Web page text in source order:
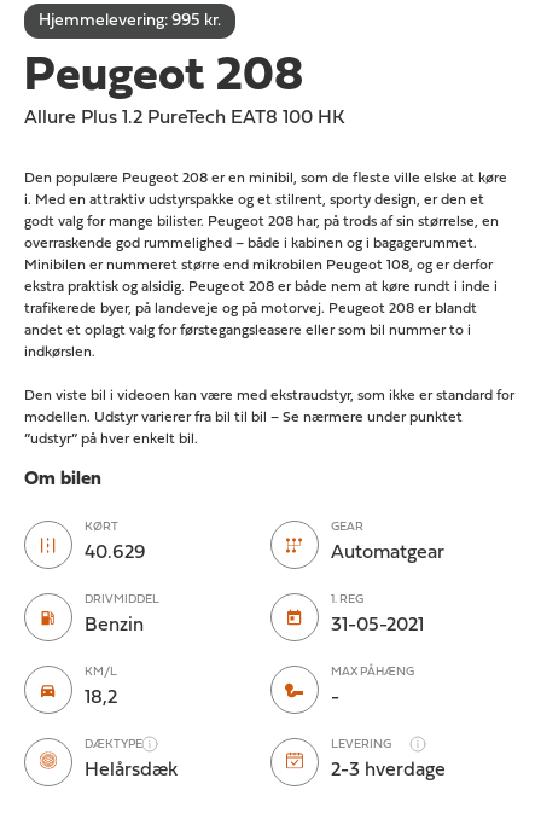
Hjemmelevering: 995 kr.
Peugeot 208
Allure Plus 1.2 PureTech EAT8 100 HK
Den populære Peugeot 208 er en minibil, som de fleste ville elske at køre
i. Med en attraktiv udstyrspakke og et stilrent, sporty design, er den et
godt valg for mange bilister. Peugeot 208 har, på trods af sin størrelse, en
overraskende god rummelighed – både i kabinen og i bagagerummet.
Minibilen er nummeret større end mikrobilen Peugeot 108, og er derfor
ekstra praktisk og alsidig. Peugeot 208 er både nem at køre rundt i inde i
trafikerede byer, på landeveje og på motorvej. Peugeot 208 er blandt
andet et oplagt valg for førstegangsleasere eller som bil nummer to i
indkørslen.
Den viste bil i videoen kan være med ekstraudstyr, som ikke er standard for
modellen. Udstyr varierer fra bil til bil – Se nærmere under punktet
”udstyr” på hver enkelt bil.
Om bilen
KØRT
40.629
DRIVMIDDEL
Benzin
KM/L
18,2
DÆKTYPE
Helårsdæk
GEAR
Automatgear
1. REG
31-05-2021
MAX PÅHÆNG
-
LEVERING
2-3 hverdage